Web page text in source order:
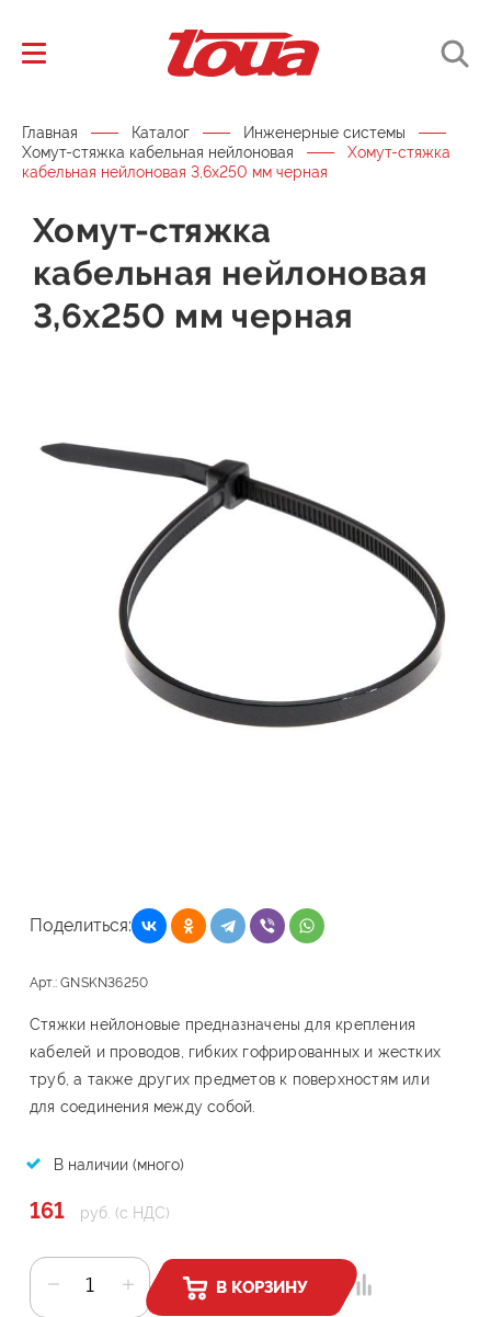
Главная Каталог
Инженерные системы
Хомут-стяжка кабельная нейлоновая
Хомут-стяжка
кабельная нейлоновая 3,6х250 мм черная
Хомут-стяжка
кабельная нейлоновая
3,6х250 мм черная
Поделиться:
Арт.: GNSKN36250
Стяжки нейлоновые предназначены для крепления
кабелей и проводов, гибких гофрированных и жестких
труб, а также других предметов к поверхностям или
для соединения между собой.
В наличии (много)
161 руб. (с НДС)
В КОРЗИНУ